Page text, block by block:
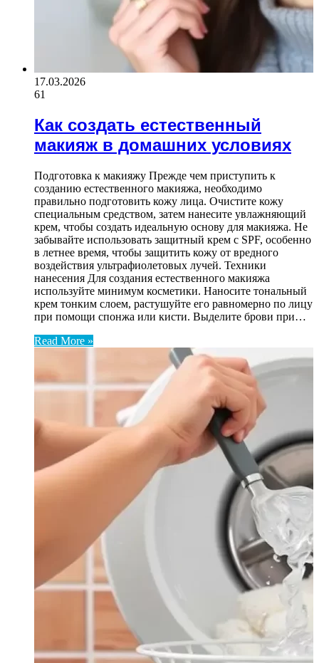
17.03.2026
61
Как создать естественный
макияж в домашних условиях
Подготовка к макияжу Прежде чем приступить к
созданию естественного макияжа, необходимо
правильно подготовить кожу лица. Очистите кожу
специальным средством, затем нанесите увлажняющий
крем, чтобы создать идеальную основу для макияжа. Не
забывайте использовать защитный крем с SPF, особенно
в летнее время, чтобы защитить кожу от вредного
воздействия ультрафиолетовых лучей. Техники
нанесения Для создания естественного макияжа
используйте минимум косметики. Наносите тональный
крем тонким слоем, растушуйте его равномерно по лицу
при помощи спонжа или кисти. Выделите брови при…
Read More »